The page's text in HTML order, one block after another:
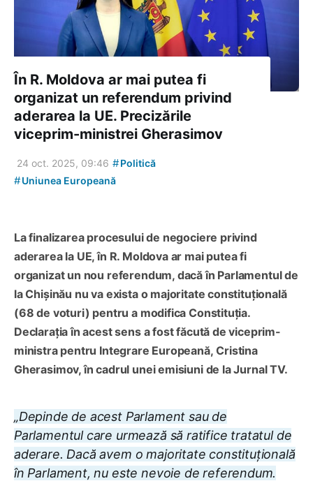
În R. Moldova ar mai putea fi
organizat un referendum privind
aderarea la UE. Precizările
viceprim-ministrei Gherasimov
24 oct. 2025, 09:46 #Politică
#Uniunea Europeană
La finalizarea procesului de negociere privind
aderarea la UE, în R. Moldova ar mai putea fi
organizat un nou referendum, dacă în Parlamentul de
la Chișinău nu va exista o majoritate constituțională
(68 de voturi) pentru a modifica Constituția.
Declarația în acest sens a fost făcută de viceprim-
ministra pentru Integrare Europeană, Cristina
Gherasimov, în cadrul unei emisiuni de la Jurnal TV.
„Depinde de acest Parlament sau de
Parlamentul care urmează să ratifice tratatul de
aderare. Dacă avem o majoritate constituțională
în Parlament, nu este nevoie de referendum.